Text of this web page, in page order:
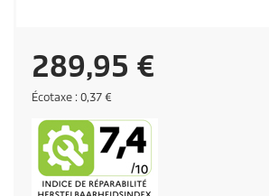
P
r
i
x
289,95 €
É
Écotaxe : 0,37 €